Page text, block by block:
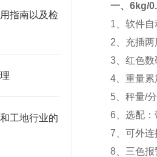
指南以及检
工地行业的
一、6kg/
1、软件
2、充插两
3、红色
4、重量累
5、秤量/
6、选配
7、可外
8、三色报